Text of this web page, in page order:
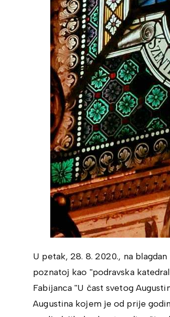
U petak, 28. 8. 2020., na
poznatoj kao ''podravska
Fabijanca ''U čast svetog
Augustina kojem je od prije